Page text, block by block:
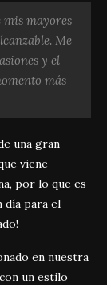
mayores
Me
y el
más
una gran
viene
por lo que es
día para el
en nuestra
un estilo